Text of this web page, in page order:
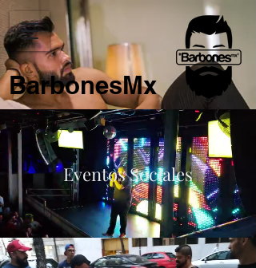
BarbonesMx
Eventos Sociales